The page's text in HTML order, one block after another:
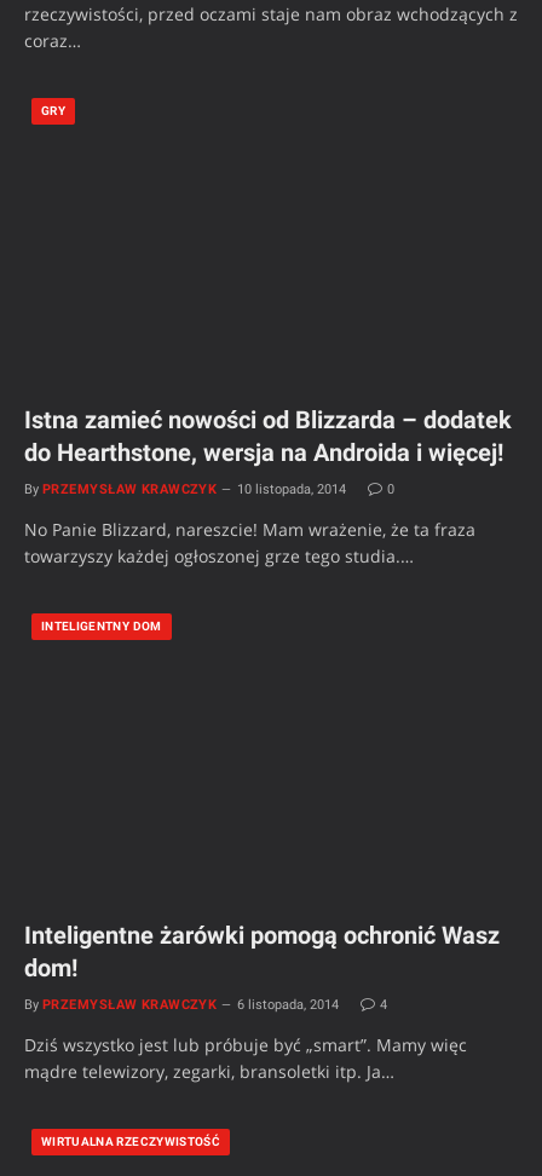
rzeczywistości, przed oczami staje nam obraz wchodzących z
coraz…
GRY
Istna zamieć nowości od Blizzarda – dodatek
do Hearthstone, wersja na Androida i więcej!
By PRZEMYSŁAW KRAWCZYK 10 listopada, 2014 0
No Panie Blizzard, nareszcie! Mam wrażenie, że ta fraza
towarzyszy każdej ogłoszonej grze tego studia.…
INTELIGENTNY DOM
Inteligentne żarówki pomogą ochronić Wasz
dom!
By PRZEMYSŁAW KRAWCZYK 6 listopada, 2014 4
Dziś wszystko jest lub próbuje być „smart”. Mamy więc
mądre telewizory, zegarki, bransoletki itp. Ja…
WIRTUALNA RZECZYWISTOŚĆ